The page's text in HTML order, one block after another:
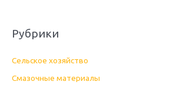
Рубрики
Cельское хозяйство
Cмазочные материалы